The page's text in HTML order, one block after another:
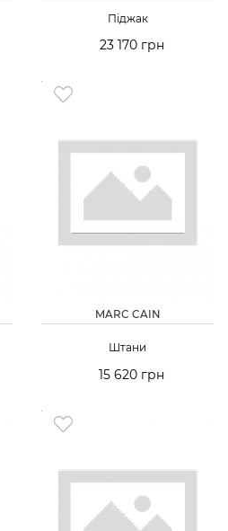
Піджак
23 170 грн
MARC CAIN
Штани
15 620 грн